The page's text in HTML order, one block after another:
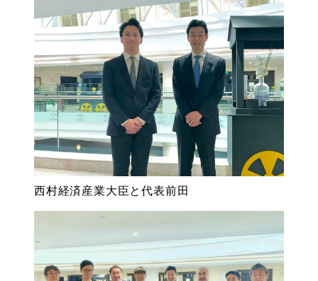
西村経済産業大臣と代表前田